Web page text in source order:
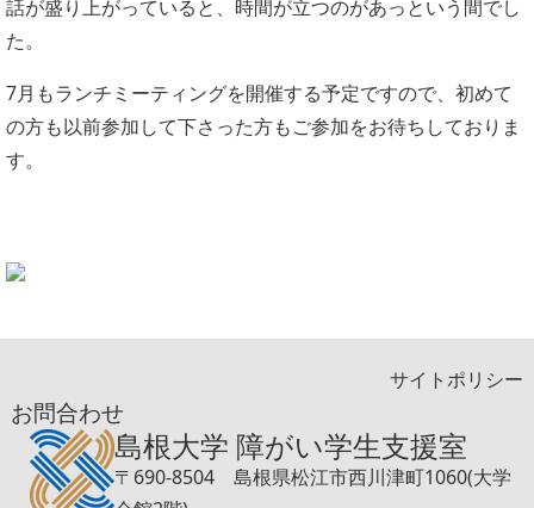
話が盛り上がっていると、時間が立つのがあっという間でし
た。
7月もランチミーティングを開催する予定ですので、初めて
の方も以前参加して下さった方もご参加をお待ちしておりま
す。
サイトポリシー
お問合わせ
島根大学 障がい学生支援室
〒690-8504 島根県松江市西川津町1060(大学